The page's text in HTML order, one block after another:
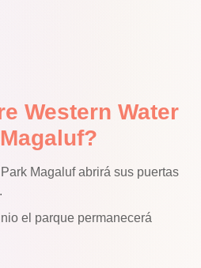
Western Water
Magaluf abrirá sus puertas
el parque permanecerá